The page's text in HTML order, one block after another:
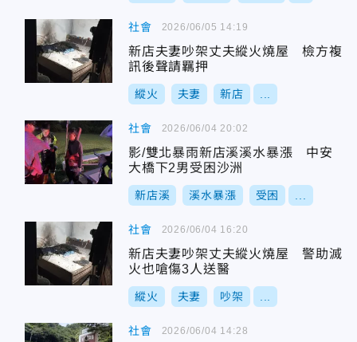
社會
新店夫妻吵架丈夫縱火燒屋 檢方複
訊後聲請羈押
縱火 夫妻 新店
2026/06/05 14:19
社會
影/雙北暴雨新店溪溪水暴漲 中安
大橋下2男受困沙洲
新店溪 溪水暴漲 受困
2026/06/04 20:02
社會
新店夫妻吵架丈夫縱火燒屋 警助滅
火也嗆傷3人送醫
縱火 夫妻 吵架
2026/06/04 16:20
社會 2026/06/04 14:28